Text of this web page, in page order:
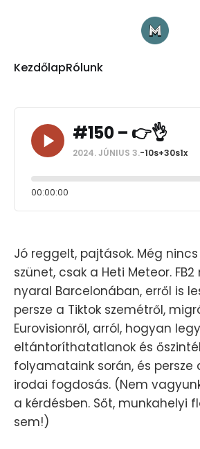
KezdőlapRólunk
#150 – 👉👌
2024. JÚNIUS 3.-10s+30s1x
00:00:00
Jó reggelt, pajtások. Még
szünet, csak a Heti Meteor.
nyaral Barcelonában, erről is
persze a Tiktok szemétről,
Eurovisionről, arról, hogyan
eltántoríthatatlanok és
folyamataink során, és persze
irodai fogdosás. (Nem
a kérdésben. Sőt, munkahelyi
sem!)